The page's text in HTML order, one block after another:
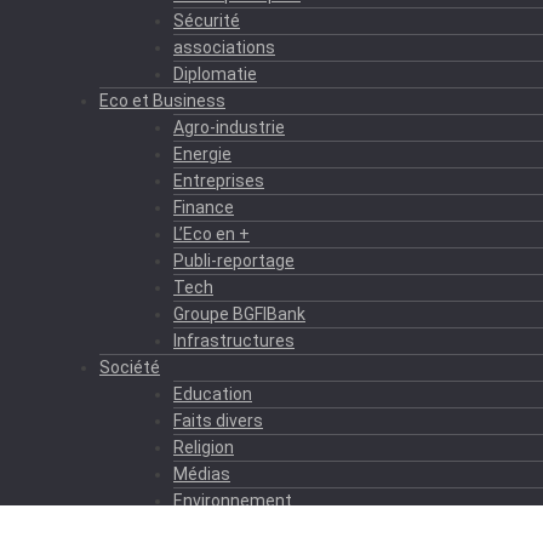
Sécurité
associations
Diplomatie
Eco et Business
Agro-industrie
Energie
Entreprises
Finance
L’Eco en +
Publi-reportage
Tech
Groupe BGFIBank
Infrastructures
Société
Education
Faits divers
Religion
Médias
Environnement